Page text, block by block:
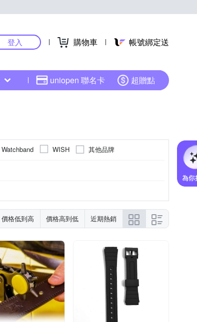
登入 購物車 帳號綁定送
uniopen 聯名卡 超贈點
Watchband WISH 其他品牌
價格低到高 價格高到低 近期熱銷